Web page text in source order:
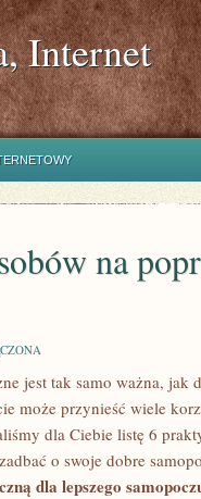
Internet
na
jest​ tak⁣ samo ważna, jak
może przynieść ⁤wiele
dla Ciebie listę 6
o swoje dobre
dla lepszego